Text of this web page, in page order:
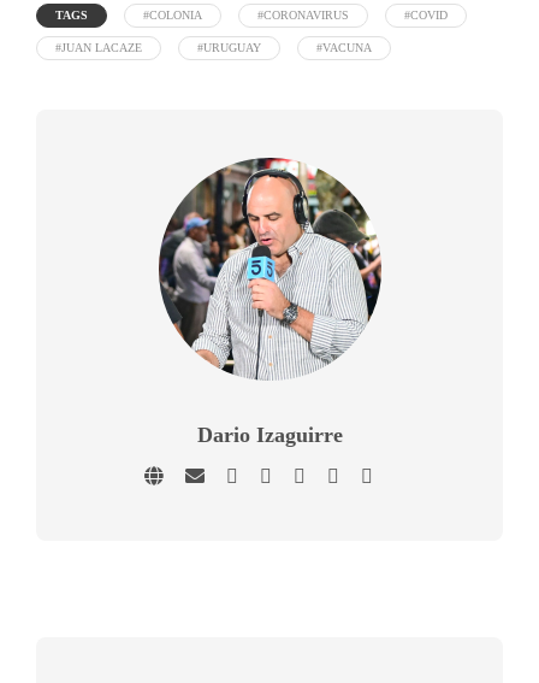
TAGS #COLONIA #CORONAVIRUS #COVID
#JUAN LACAZE #URUGUAY #VACUNA
Dario Izaguirre